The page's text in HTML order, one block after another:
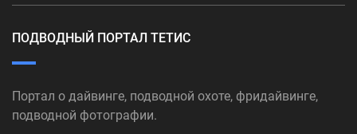
ПОДВОДНЫЙ ПОРТАЛ ТЕТИС
Портал о дайвинге, подводной охоте, фридайвинге,
подводной фотографии.